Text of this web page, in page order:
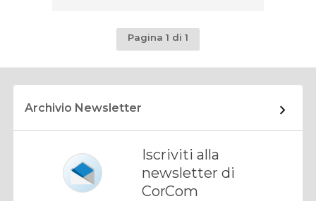
Pagina 1 di 1
Archivio Newsletter
Iscriviti alla
newsletter di
CorCom